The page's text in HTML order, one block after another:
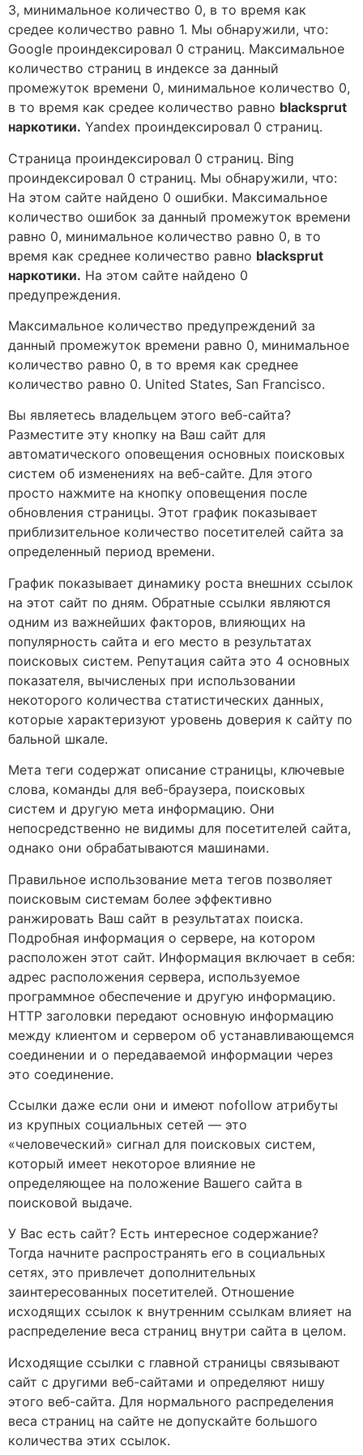
3, минимальное количество 0, в то время как
средее количество равно 1. Мы обнаружили, что:
Google проиндексировал 0 страниц. Максимальное
количество страниц в индексе за данный
промежуток времени 0, минимальное количество 0,
в то время как средее количество равно blacksprut
наркотики. Yandex проиндексировал 0 страниц.
Страница проиндексировал 0 страниц. Bing
проиндексировал 0 страниц. Мы обнаружили, что:
На этом сайте найдено 0 ошибки. Максимальное
количество ошибок за данный промежуток времени
равно 0, минимальное количество равно 0, в то
время как среднее количество равно blacksprut
наркотики. На этом сайте найдено 0
предупреждения.
Максимальное количество предупреждений за
данный промежуток времени равно 0, минимальное
количество равно 0, в то время как среднее
количество равно 0. United States, San Francisco.
Вы являетесь владельцем этого веб-сайта?
Разместите эту кнопку на Ваш сайт для
автоматического оповещения основных поисковых
систем об изменениях на веб-сайте. Для этого
просто нажмите на кнопку оповещения после
обновления страницы. Этот график показывает
приблизительное количество посетителей сайта за
определенный период времени.
График показывает динамику роста внешних ссылок
на этот сайт по дням. Обратные ссылки являются
одним из важнейших факторов, влияющих на
популярность сайта и его место в результатах
поисковых систем. Репутация сайта это 4 основных
показателя, вычисленых при использовании
некоторого количества статистических данных,
которые характеризуют уровень доверия к сайту по
бальной шкале.
Мета теги содержат описание страницы, ключевые
слова, команды для веб-браузера, поисковых
систем и другую мета информацию. Они
непосредственно не видимы для посетителей сайта,
однако они обрабатываются машинами.
Правильное использование мета тегов позволяет
поисковым системам более эффективно
ранжировать Ваш сайт в результатах поиска.
Подробная информация о сервере, на котором
расположен этот сайт. Информация включает в себя:
адрес расположения сервера, используемое
программное обеспечение и другую информацию.
HTTP заголовки передают основную информацию
между клиентом и сервером об устанавливающемся
соединении и о передаваемой информации через
это соединение.
Ссылки даже если они и имеют nofollow атрибуты
из крупных социальных сетей — это
«человеческий» сигнал для поисковых систем,
который имеет некоторое влияние не
определяющее на положение Вашего сайта в
поисковой выдаче.
У Вас есть сайт? Есть интересное содержание?
Тогда начните распространять его в социальных
сетях, это привлечет дополнительных
заинтересованных посетителей. Отношение
исходящих ссылок к внутренним ссылкам влияет на
распределение веса страниц внутри сайта в целом.
Исходящие ссылки с главной страницы связывают
сайт с другими веб-сайтами и определяют нишу
этого веб-сайта. Для нормального распределения
веса страниц на сайте не допускайте большого
количества этих ссылок.